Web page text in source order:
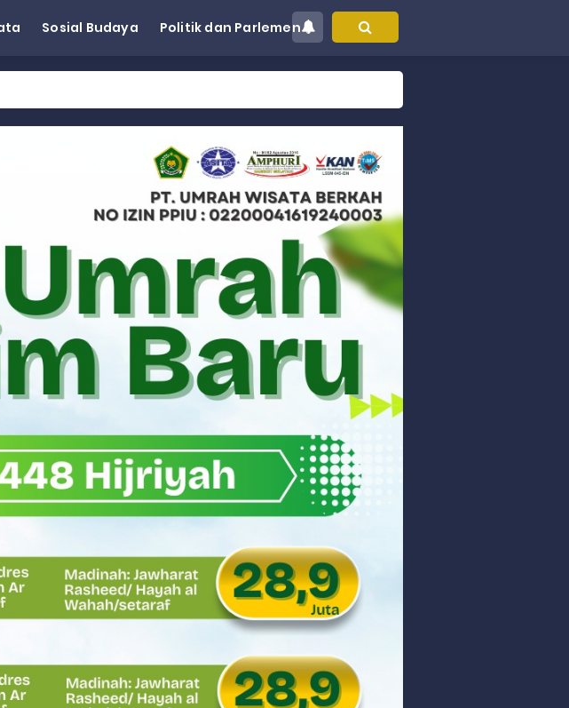
Sosial Budaya Politik dan Parlemen
di Sumbar
Penggerak Ekonomi Rakyat
Jadi Pemimpin Bangsa
Ketegasan Penegakan Hukum
Pengelolaan Sampah, dan Perdagangan Karbon
Maha Esa
Sikabu Padang Pariaman
Prajurit Dukung Pembangunan Nasional